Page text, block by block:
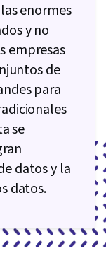
enormes
y no
empresas
de
para
se
datos y la
datos.